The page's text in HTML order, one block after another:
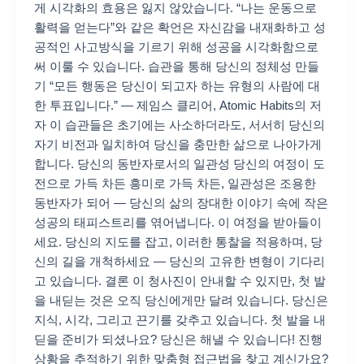
게 시각화의 효용은 잃지 않았습니다. “나는 운동으로
활력을 얻는다”와 같은 확언은 자신감을 내재화하고 성
공적인 사고방식을 기르기 위해 성공을 시각화함으로
써 이룰 수 있습니다. 습관을 통해 당신의 정체성 만들
기 “모든 행동은 당신이 되고자 하는 유형의 사람에 대
한 투표입니다.” — 제임스 클리어, Atomic Habits의 저
자 이 습관들은 초기에는 사소하더라도, 서서히 당신의
자기 비전과 일치하여 당신을 충만한 삶으로 나아가게
합니다. 당신의 동반자로서의 일관성 당신의 여정이 도
전으로 가득 차든 흥미로 가득 차든, 일관성은 조용한
동반자가 되어 — 당신의 삶의 장대한 이야기 속에 작은
성공의 태피스트리를 엮어냅니다. 이 여정을 받아들이
세요. 당신의 지도를 잡고, 이러한 통찰을 적용하며, 당
신의 길을 개척하세요 — 당신의 고유한 변형이 기다리
고 있습니다. 결론 이 청사진이 안내할 수 있지만, 첫 발
을 내딛는 것은 오직 당신에게만 달려 있습니다. 당신은
지식, 시각, 그리고 끈기를 갖추고 있습니다. 첫 발을 내
딛을 준비가 되셨나요? 당신은 해낼 수 있습니다! 진행
상황을 추적하기 위한 맞춤형 접근법을 찾고 계신가요?